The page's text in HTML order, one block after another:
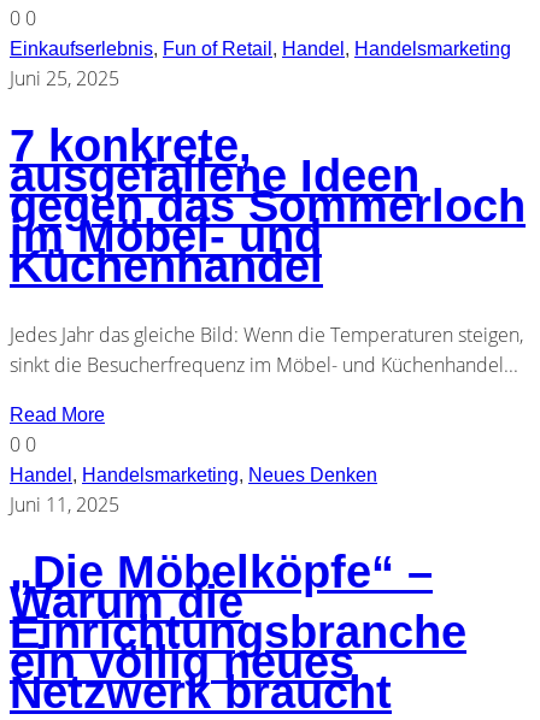
0 0
Einkaufserlebnis, Fun of Retail , Handel , Handelsmarketing
Juni 25, 2025
7 konkrete,
ausgefallene Ideen
gegen das Sommerloch
im Möbel- und
Küchenhandel
Jedes Jahr das gleiche Bild: Wenn die Temperaturen steigen,
sinkt die Besucherfrequenz im Möbel- und Küchenhandel...
Read More
0 0
Handel , Handelsmarketing, Neues Denken
Juni 11, 2025
„Die Möbelköpfe“ –
Warum die
Einrichtungsbranche
ein völlig neues
Netzwerk braucht